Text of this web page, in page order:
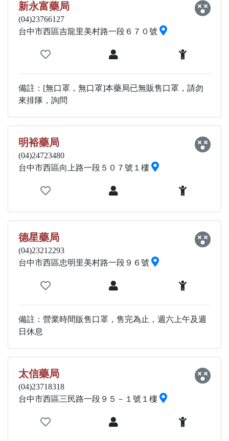
新永富藥局
(04)23766127
台中市西區吉龍里美村路一段６７０號
備註：[無口罩，無口罩]本藥局已無販售口罩，請勿
來排隊，詢問
明裕藥局
(04)24723480
台中市西區向上路一段５０７號１樓
德星藥局
(04)23212293
台中市西區忠明里美村路一段９６號
備註：營業時間販售口罩，售完為止，週六上午及週
日休息
太信藥局
(04)23718318
台中市西區三民路一段９５－１號１樓